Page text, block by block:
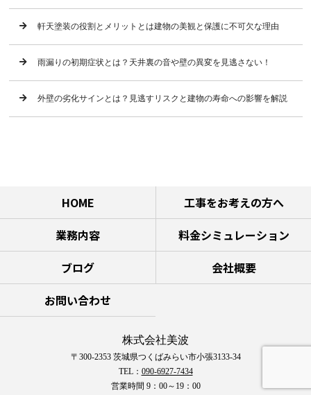
軒天塗装の役割とメリットとは建物の美観と保護に不可欠な理由
雨漏りの初期症状とは？天井裏の音や壁の異変を見逃さない！
外壁の劣化サインとは？見逃すリスクと建物の寿命への影響を解説
HOME
工事をお考えの方へ
業務内容
料金シミュレーション
ブログ
会社概要
お問い合わせ
株式会社美波
〒300-2353 茨城県つくばみらい市小張3133-34
TEL： 090-6927-7434
営業時間 9：00～19：00